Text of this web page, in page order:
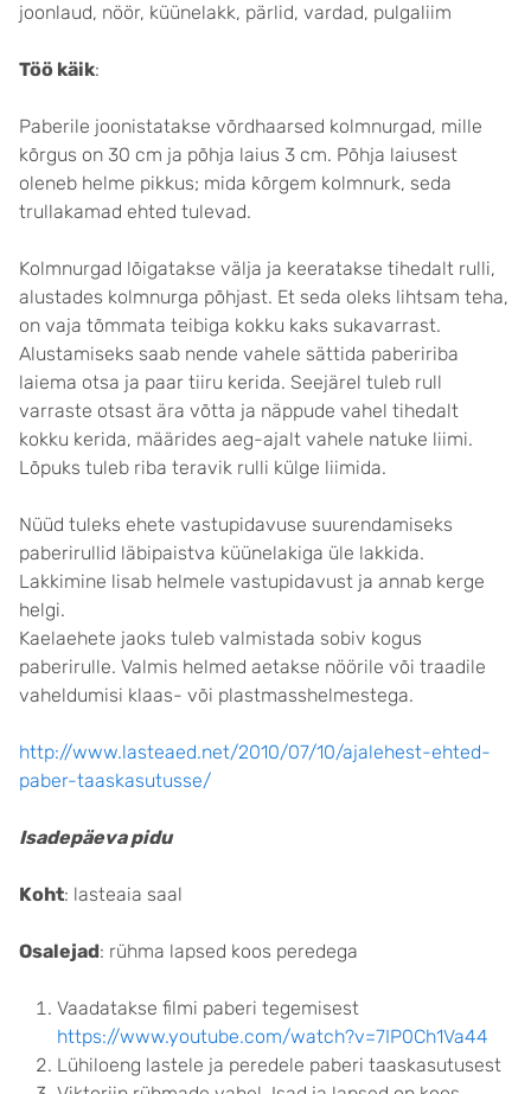
joonlaud, nöör, küünelakk, pärlid, vardad, pulgaliim
Töö käik:
Paberile joonistatakse võrdhaarsed kolmnurgad, mille
kõrgus on 30 cm ja põhja laius 3 cm. Põhja laiusest
oleneb helme pikkus; mida kõrgem kolmnurk, seda
trullakamad ehted tulevad.
Kolmnurgad lõigatakse välja ja keeratakse tihedalt rulli,
alustades kolmnurga põhjast. Et seda oleks lihtsam teha,
on vaja tõmmata teibiga kokku kaks sukavarrast.
Alustamiseks saab nende vahele sättida pabeririba
laiema otsa ja paar tiiru kerida. Seejärel tuleb rull
varraste otsast ära võtta ja näppude vahel tihedalt
kokku kerida, määrides aeg-ajalt vahele natuke liimi.
Lõpuks tuleb riba teravik rulli külge liimida.
Nüüd tuleks ehete vastupidavuse suurendamiseks
paberirullid läbipaistva küünelakiga üle lakkida.
Lakkimine lisab helmele vastupidavust ja annab kerge
helgi.
Kaelaehete jaoks tuleb valmistada sobiv kogus
paberirulle. Valmis helmed aetakse nöörile või traadile
vaheldumisi klaas- või plastmasshelmestega.
http://www.lasteaed.net/2010/07/10/ajalehest-ehted-
paber-taaskasutusse/
Isadepäeva pidu
Koht: lasteaia saal
Osalejad: rühma lapsed koos peredega
Vaadatakse filmi paberi tegemisest
https://www.youtube.com/watch?v=7IP0Ch1Va44
Lühiloeng lastele ja peredele paberi taaskasutusest